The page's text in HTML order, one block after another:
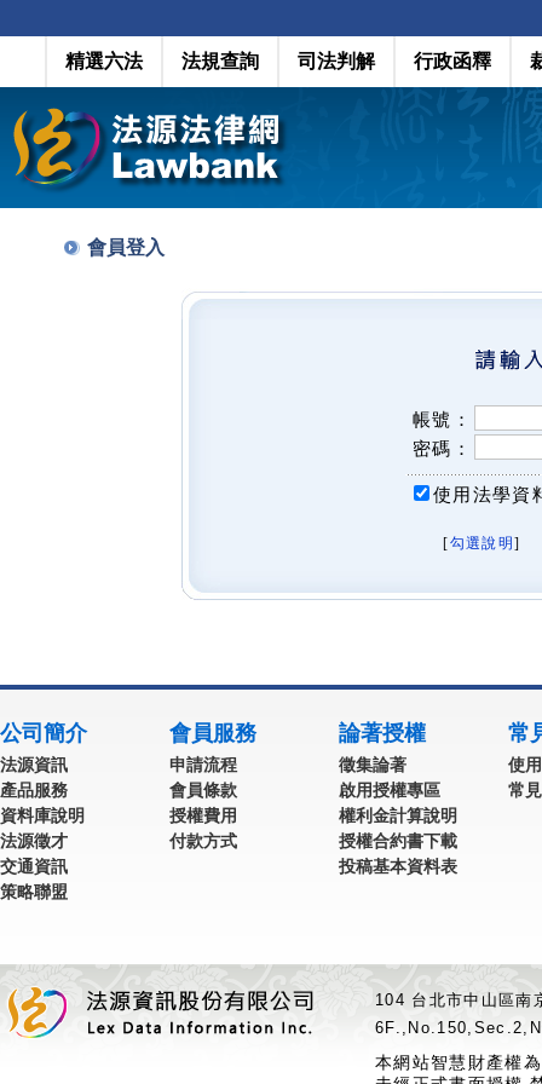
精選六法 法規查詢 司法判解 行政函釋
會員登入
帳號：
密碼：
使用法學資
[勾選說明 ]
公司簡介
法源資訊
產品服務
資料庫說明
法源徵才
交通資訊
策略聯盟
會員服務
申請流程
會員條款
授權費用
付款方式
論著授權
徵集論著
啟用授權專區
權利金計算說明
授權合約書下載
投稿基本資料表
常
使
常
104 台北市中山區
本網站智慧財產權